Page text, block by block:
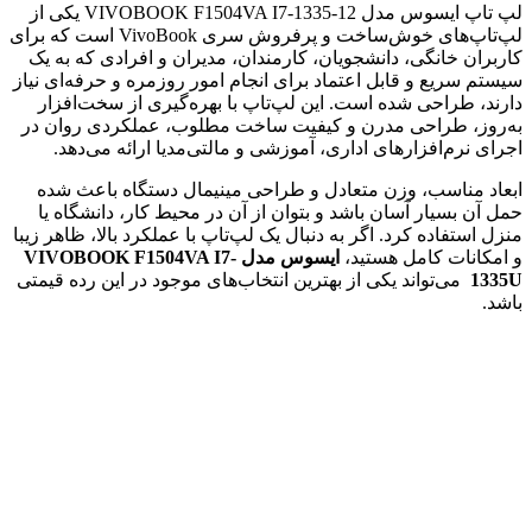
لپ تاپ ایسوس مدل VIVOBOOK F1504VA I7-1335-12 یکی از
لپ‌تاپ‌های خوش‌ساخت و پرفروش سری VivoBook است که برای
کاربران خانگی، دانشجویان، کارمندان، مدیران و افرادی که به یک
سیستم سریع و قابل اعتماد برای انجام امور روزمره و حرفه‌ای نیاز
دارند، طراحی شده است. این لپ‌تاپ با بهره‌گیری از سخت‌افزار
به‌روز، طراحی مدرن و کیفیت ساخت مطلوب، عملکردی روان در
اجرای نرم‌افزارهای اداری، آموزشی و مالتی‌مدیا ارائه می‌دهد.
ابعاد مناسب، وزن متعادل و طراحی مینیمال دستگاه باعث شده
حمل آن بسیار آسان باشد و بتوان از آن در محیط کار، دانشگاه یا
منزل استفاده کرد. اگر به دنبال یک لپ‌تاپ با عملکرد بالا، ظاهر زیبا
و امکانات کامل هستید،
ایسوس مدل VIVOBOOK F1504VA I7-
1335U می‌تواند یکی از بهترین انتخاب‌های موجود در این رده قیمتی
باشد.